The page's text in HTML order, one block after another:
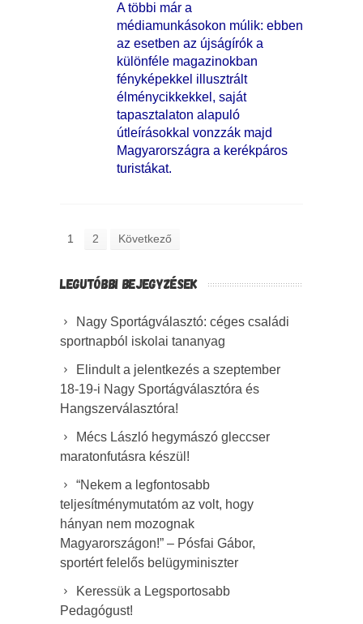
A többi már a
médiamunkásokon múlik: ebben
az esetben az újságírók a
különféle magazinokban
fényképekkel illusztrált
élménycikkekkel, saját
tapasztalaton alapuló
útleírásokkal vonzzák majd
Magyarországra a kerékpáros
turistákat.
1 2 Következő
LEGUTÓBBI BEJEGYZÉSEK
Nagy Sportágválasztó: céges családi
sportnapból iskolai tananyag
Elindult a jelentkezés a szeptember
18-19-i Nagy Sportágválasztóra és
Hangszerválasztóra!
Mécs László hegymászó gleccser
maratonfutásra készül!
“Nekem a legfontosabb
teljesítménymutatóm az volt, hogy
hányan nem mozognak
Magyarországon!” – Pósfai Gábor,
sportért felelős belügyminiszter
Keressük a Legsportosabb
Pedagógust!